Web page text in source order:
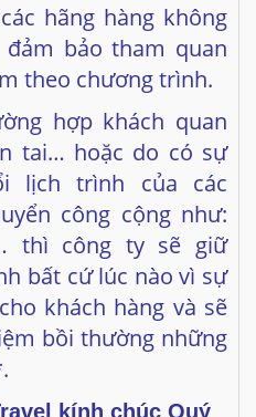
hợp khách quan
tai… hoặc do có sự
lịch trình của các
công cộng như:
thì công ty sẽ giữ
bất cứ lúc nào vì sự
khách hàng và sẽ
bồi thường những
kính chúc Quý
đi bổ ích và thú vị!